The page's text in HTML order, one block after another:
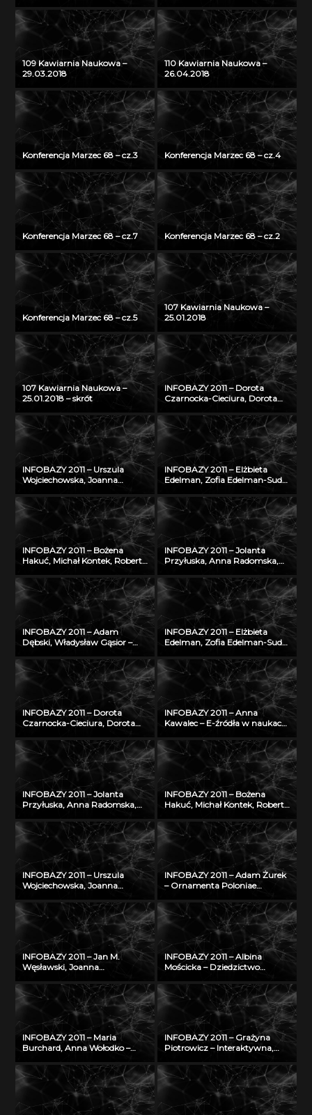
109 Kawiarnia Naukowa –
29.03.2018
110 Kawiarnia Naukowa –
26.04.2018
Konferencja Marzec 68 – cz.3 Konferencja Marzec 68 – cz.4
Konferencja Marzec 68 – cz.7 Konferencja Marzec 68 – cz.2
Konferencja Marzec 68 – cz.5
107 Kawiarnia Naukowa –
25.01.2018
107 Kawiarnia Naukowa –
25.01.2018 – skrót
INFOBAZY 2011 – Dorota
Czarnocka-Cieciura, Dorota
Repozytorium Cyfrowe
Instytutów Naukowych – coś
więcej niż Biblioteka Cyfrowa
INFOBAZY 2011 – Urszula
Wojciechowska, Joanna
– Informatyczna platforma
naukowa do wymiany wiedzy
o zagrożeniu nowotworami
złośliwymi
INFOBAZY 2011 – Elżbieta
Edelman, Zofia Edelman-Sudoł
MORSKICH PUBLIKACJI –
realizacja, stan obecny i
przyszłość
INFOBAZY 2011 – Bożena
Hakuć, Michał Kontek, Robert
portal wiedzy, czyli co
możemy znaleźć w
Pomorskiej Bibliotece Cyfrowej
INFOBAZY 2011 – Jolanta
Przyłuska, Anna Radomska,
informatyczna do
efektywnego zarządzania
wiedzą i badaniami
naukowymi w IMP w Łodzi
INFOBAZY 2011 – Adam
Dębski, Władysław Gąsior –
eksperymentalnych danych
termodynamicznych układu
Li-Si
INFOBAZY 2011 – Elżbieta
Edelman, Zofia Edelman-Sudoł
MORSKICH PUBLIKACJI –
realizacja, stan obecny i
przyszłość
INFOBAZY 2011 – Dorota
Czarnocka-Cieciura, Dorota
Repozytorium Cyfrowe
Instytutów Naukowych – coś
więcej niż Biblioteka Cyfrowa
INFOBAZY 2011 – Anna
Kawalec – E-źródła w naukach
kryteria doboru i oceny jakości
w kontekście tworzenia baz
INFOBAZY 2011 – Jolanta
Przyłuska, Anna Radomska,
informatyczna do
efektywnego zarządzania
wiedzą i badaniami
naukowymi w IMP w Łodzi
INFOBAZY 2011 – Bożena
Hakuć, Michał Kontek, Robert
portal wiedzy, czyli co
możemy znaleźć w
Pomorskiej Bibliotece Cyfrowej
INFOBAZY 2011 – Urszula
Wojciechowska, Joanna
– Informatyczna platforma
naukowa do wymiany wiedzy
o zagrożeniu nowotworami
złośliwymi
INFOBAZY 2011 – Adam Żurek
– Ornamenta Poloniae
średniowieczna na ziemiach
polskich: katalog form i detalu
na tle europejskim
INFOBAZY 2011 – Jan M.
Węsławski, Joanna
przestrzenne w morzu –
problem dostępu do danych
INFOBAZY 2011 – Albina
Mościcka – Dziedzictwo
przykładzie aplikacji
GEOHeritage
INFOBAZY 2011 – Maria
Burchard, Anna Wołodko –
cyfrowej
INFOBAZY 2011 – Grażyna
Piotrowicz – Interaktywna,
Śląska